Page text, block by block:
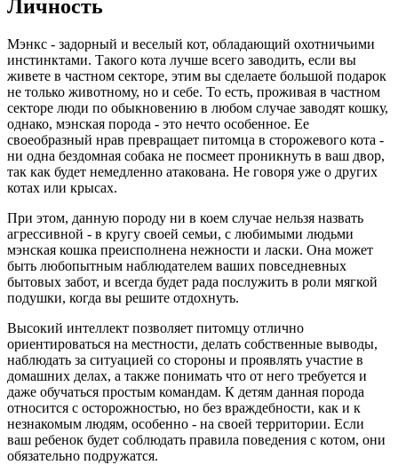
Личность
Мэнкс - задорный и веселый кот, обладающий охотничьими
инстинктами. Такого кота лучше всего заводить, если вы
живете в частном секторе, этим вы сделаете большой подарок
не только животному, но и себе. То есть, проживая в частном
секторе люди по обыкновению в любом случае заводят кошку,
однако, мэнская порода - это нечто особенное. Ее
своеобразный нрав превращает питомца в сторожевого кота -
ни одна бездомная собака не посмеет проникнуть в ваш двор,
так как будет немедленно атакована. Не говоря уже о других
котах или крысах.
При этом, данную породу ни в коем случае нельзя назвать
агрессивной - в кругу своей семьи, с любимыми людьми
мэнская кошка преисполнена нежности и ласки. Она может
быть любопытным наблюдателем ваших повседневных
бытовых забот, и всегда будет рада послужить в роли мягкой
подушки, когда вы решите отдохнуть.
Высокий интеллект позволяет питомцу отлично
ориентироваться на местности, делать собственные выводы,
наблюдать за ситуацией со стороны и проявлять участие в
домашних делах, а также понимать что от него требуется и
даже обучаться простым командам. К детям данная порода
относится с осторожностью, но без враждебности, как и к
незнакомым людям, особенно - на своей территории. Если
ваш ребенок будет соблюдать правила поведения с котом, они
обязательно подружатся.